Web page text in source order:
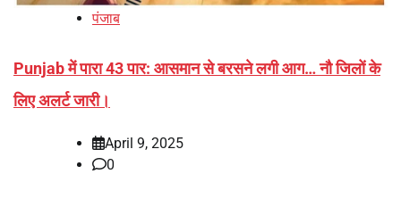
पंजाब
Punjab में पारा 43 पार: आसमान से बरसने लगी आग… नौ जिलों के
लिए अलर्ट जारी।
April 9, 2025
0